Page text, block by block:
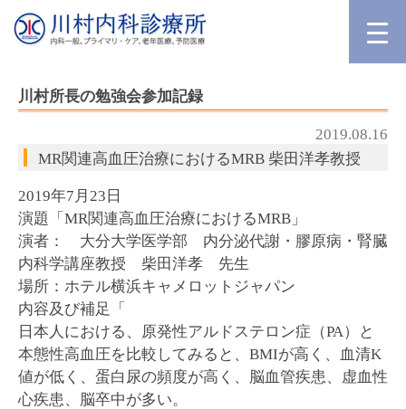
川村所長の勉強会参加記録
2019.08.16
MR関連高血圧治療におけるMRB 柴田洋孝教授
2019年7月23日
演題「MR関連高血圧治療におけるMRB」
演者： 大分大学医学部 内分泌代謝・膠原病・腎臓
内科学講座教授 柴田洋孝 先生
場所：ホテル横浜キャメロットジャパン
内容及び補足「
日本人における、原発性アルドステロン症（PA）と
本態性高血圧を比較してみると、BMIが高く、血清K
値が低く、蛋白尿の頻度が高く、脳血管疾患、虚血性
心疾患、脳卒中が多い。